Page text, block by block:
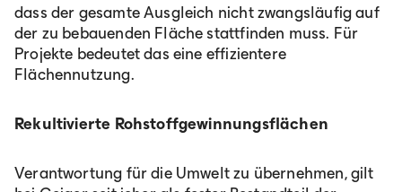
dass der gesamte Ausgleich nicht zwangsläufig auf
der zu bebauenden Fläche stattfinden muss. Für
Projekte bedeutet das eine effizientere
Flächennutzung.
Rekultivierte Rohstoffgewinnungsflächen
Verantwortung für die Umwelt zu übernehmen, gilt